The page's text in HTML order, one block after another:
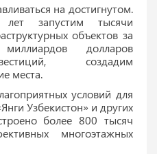
на достигнутом.
запустим тысячи
объектов за
долларов
создадим
места.
условий для
Узбекистон» и других
более 800 тысяч
многоэтажных